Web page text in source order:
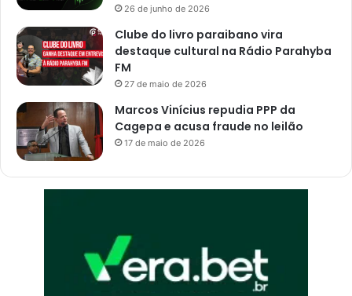
26 de junho de 2026
Clube do livro paraibano vira
destaque cultural na Rádio Parahyba
FM
27 de maio de 2026
Marcos Vinícius repudia PPP da
Cagepa e acusa fraude no leilão
17 de maio de 2026